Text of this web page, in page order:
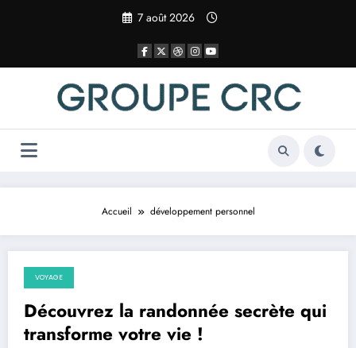
7 août 2026
Accueil développement personnel
26 mars 2025
VOYAGE
Découvrez la randonnée secrète qui
transforme votre vie !